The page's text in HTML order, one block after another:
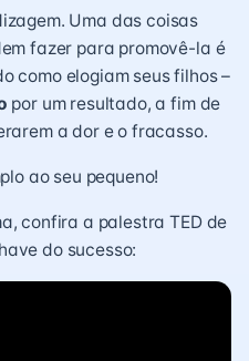
Uma das coisas
fazer para promovê-la é
como elogiam seus filhos –
por um resultado, a fim de
a dor e o fracasso.
ao seu pequeno!
confira a palestra TED de
do sucesso: